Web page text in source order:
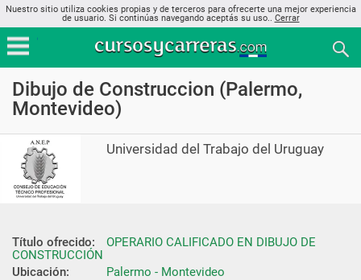
Nuestro sitio utiliza cookies propias y de terceros para ofrecerte una mejor experiencia
de usuario. Si continúas navegando aceptás su uso.. Cerrar
Dibujo de Construccion (Palermo,
Montevideo)
Universidad del Trabajo del Uruguay
Título ofrecido:
OPERARIO CALIFICADO EN DIBUJO DE
CONSTRUCCIÓN
Ubicación:
Palermo - Montevideo